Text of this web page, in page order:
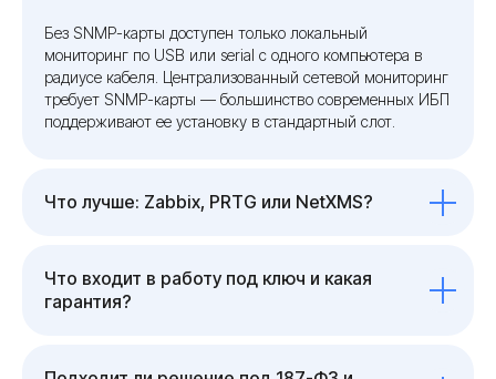
Без SNMP-карты доступен только локальный
мониторинг по USB или serial с одного компьютера в
радиусе кабеля. Централизованный сетевой мониторинг
требует SNMP-карты — большинство современных ИБП
поддерживают ее установку в стандартный слот.
Что лучше: Zabbix, PRTG или NetXMS?
Что входит в работу под ключ и какая
гарантия?